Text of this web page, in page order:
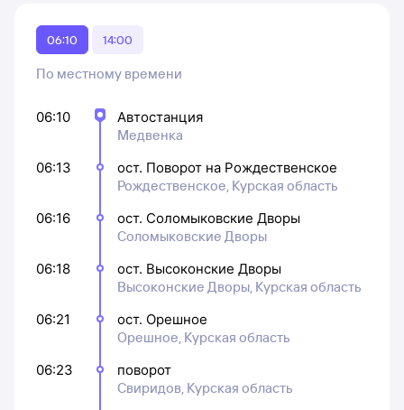
06:10 14:00
По местному времени
06:10
Автостанция
Медвенка
06:13
ост. Поворот на Рождественское
Рождественское, Курская область
06:16
ост. Соломыковские Дворы
Соломыковские Дворы
06:18
ост. Высоконские Дворы
Высоконские Дворы, Курская область
06:21
ост. Орешное
Орешное, Курская область
06:23
поворот
Свиридов, Курская область